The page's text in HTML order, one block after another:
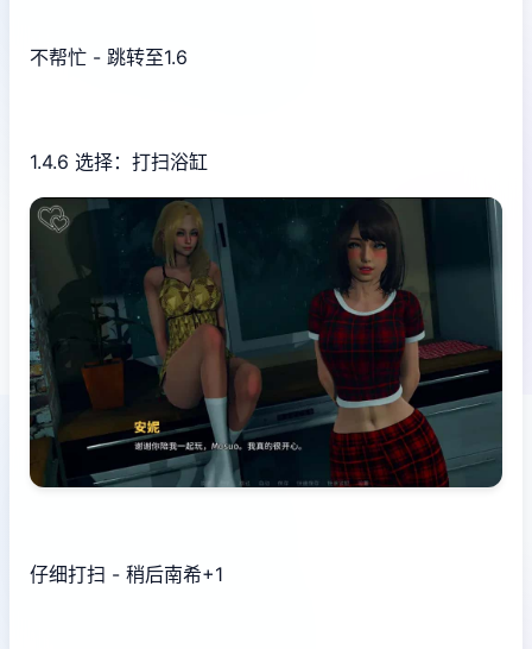
不帮忙 - 跳转至1.6
1.4.6 选择：打扫浴缸
仔细打扫 - 稍后南希+1